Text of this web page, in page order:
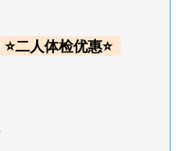
⭐二人体检优惠⭐